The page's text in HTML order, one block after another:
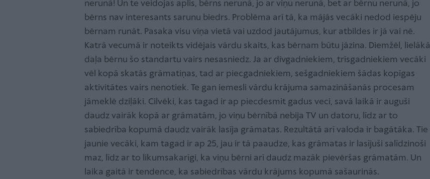
nerunā! Un te veidojas aplis, bērns nerunā, jo ar viņu nerunā, bet ar bērnu nerunā, jo
bērns nav interesants sarunu biedrs. Problēma arī tā, ka mājās vecāki nedod iespēju
bērnam runāt. Pasaka visu viņa vietā vai uzdod jautājumus, kur atbildes ir jā vai nē.
Katrā vecumā ir noteikts vidējais vārdu skaits, kas bērnam būtu jāzina. Diemžēl, lielākā
daļa bērnu šo standartu vairs nesasniedz. Ja ar divgadniekiem, trīsgadniekiem vecāki
vēl kopā skatās grāmatiņas, tad ar piecgadniekiem, sešgadniekiem šādas kopīgas
aktivitātes vairs nenotiek. Te gan iemesli vārdu krājuma samazināšanās procesam
jāmeklē dziļāki. Cilvēki, kas tagad ir ap piecdesmit gadus veci, savā laikā ir auguši
daudz vairāk kopā ar grāmatām, jo viņu bērnībā nebija TV un datoru, līdz ar to
sabiedrība kopumā daudz vairāk lasīja grāmatas. Rezultātā arī valoda ir bagātāka. Tie
jaunie vecāki, kam tagad ir ap 25, jau ir tā paaudze, kas grāmatas ir lasījuši salīdzinoši
maz, līdz ar to likumsakarīgi, ka viņu bērni arī daudz mazāk pievēršas grāmatām. Un
laika gaitā ir tendence, ka sabiedrības vārdu krājums kopumā sašaurinās.